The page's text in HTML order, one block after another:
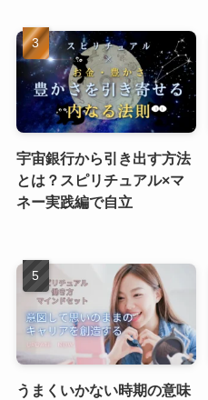
宇宙銀行から引き出す方法
とは？スピリチュアル×マ
ネー実践編で自立
うまくいかない時期の意味